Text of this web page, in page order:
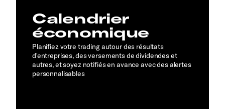
Calendrier
économique
Planifiez votre trading autour des résultats
d'entreprises, des versements de dividendes et
autres, et soyez notifiés en avance avec des alertes
personnalisables